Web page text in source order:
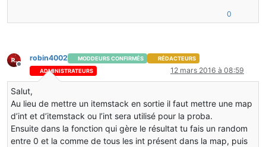
0
Hors-ligne
robin4002 MODDEURS CONFIRMÉS
RÉDACTEURS
ADMINISTRATEURS
12 mars 2016 à 08:59
Salut,
Au lieu de mettre un itemstack en sortie il faut mettre une map
d’int et d’itemstack ou l’int sera utilisé pour la proba.
Ensuite dans la fonction qui gère le résultat tu fais un random
entre 0 et la comme de tous les int présent dans la map, puis